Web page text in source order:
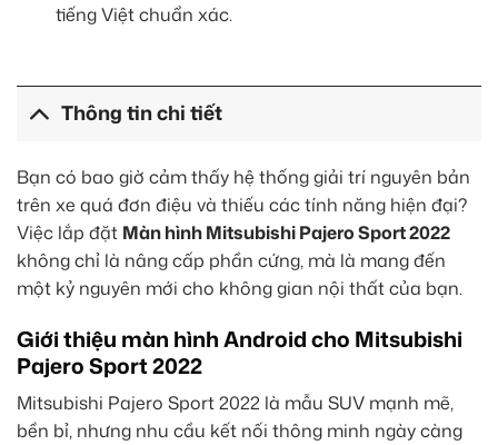
tiếng Việt chuẩn xác.
Thông tin chi tiết
Bạn có bao giờ cảm thấy hệ thống giải trí nguyên bản
trên xe quá đơn điệu và thiếu các tính năng hiện đại?
Việc lắp đặt Màn hình Mitsubishi Pajero Sport 2022
không chỉ là nâng cấp phần cứng, mà là mang đến
một kỷ nguyên mới cho không gian nội thất của bạn.
Giới thiệu màn hình Android cho Mitsubishi
Pajero Sport 2022
Mitsubishi Pajero Sport 2022 là mẫu SUV mạnh mẽ,
bền bỉ, nhưng nhu cầu kết nối thông minh ngày càng